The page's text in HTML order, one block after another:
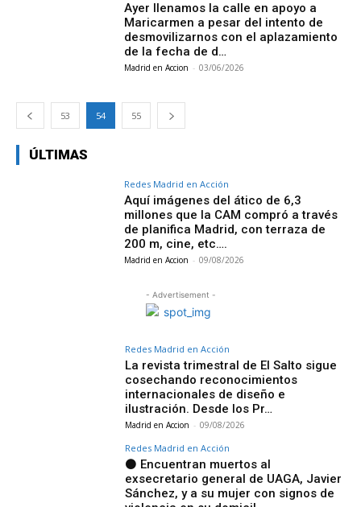
Ayer llenamos la calle en apoyo a
Maricarmen a pesar del intento de
desmovilizarnos con el aplazamiento
de la fecha de d…
Madrid en Accion - 03/06/2026
53 54 55
ÚLTIMAS
Redes Madrid en Acción
Aquí imágenes del ático de 6,3
millones que la CAM compró a través
de planifica Madrid, con terraza de
200 m, cine, etc….
Madrid en Accion - 09/08/2026
- Advertisement -
Redes Madrid en Acción
La revista trimestral de El Salto sigue
cosechando reconocimientos
internacionales de diseño e
ilustración. Desde los Pr…
Madrid en Accion - 09/08/2026
Redes Madrid en Acción
⚫ Encuentran muertos al
exsecretario general de UAGA, Javier
Sánchez, y a su mujer con signos de